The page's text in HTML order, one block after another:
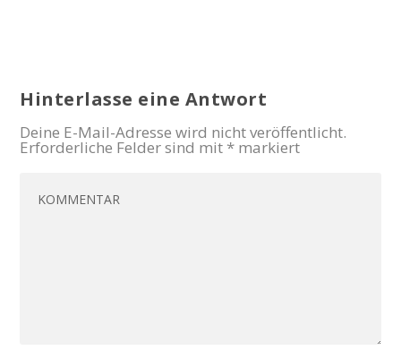
Hinterlasse eine Antwort
Deine E-Mail-Adresse wird nicht veröffentlicht.
Erforderliche Felder sind mit * markiert